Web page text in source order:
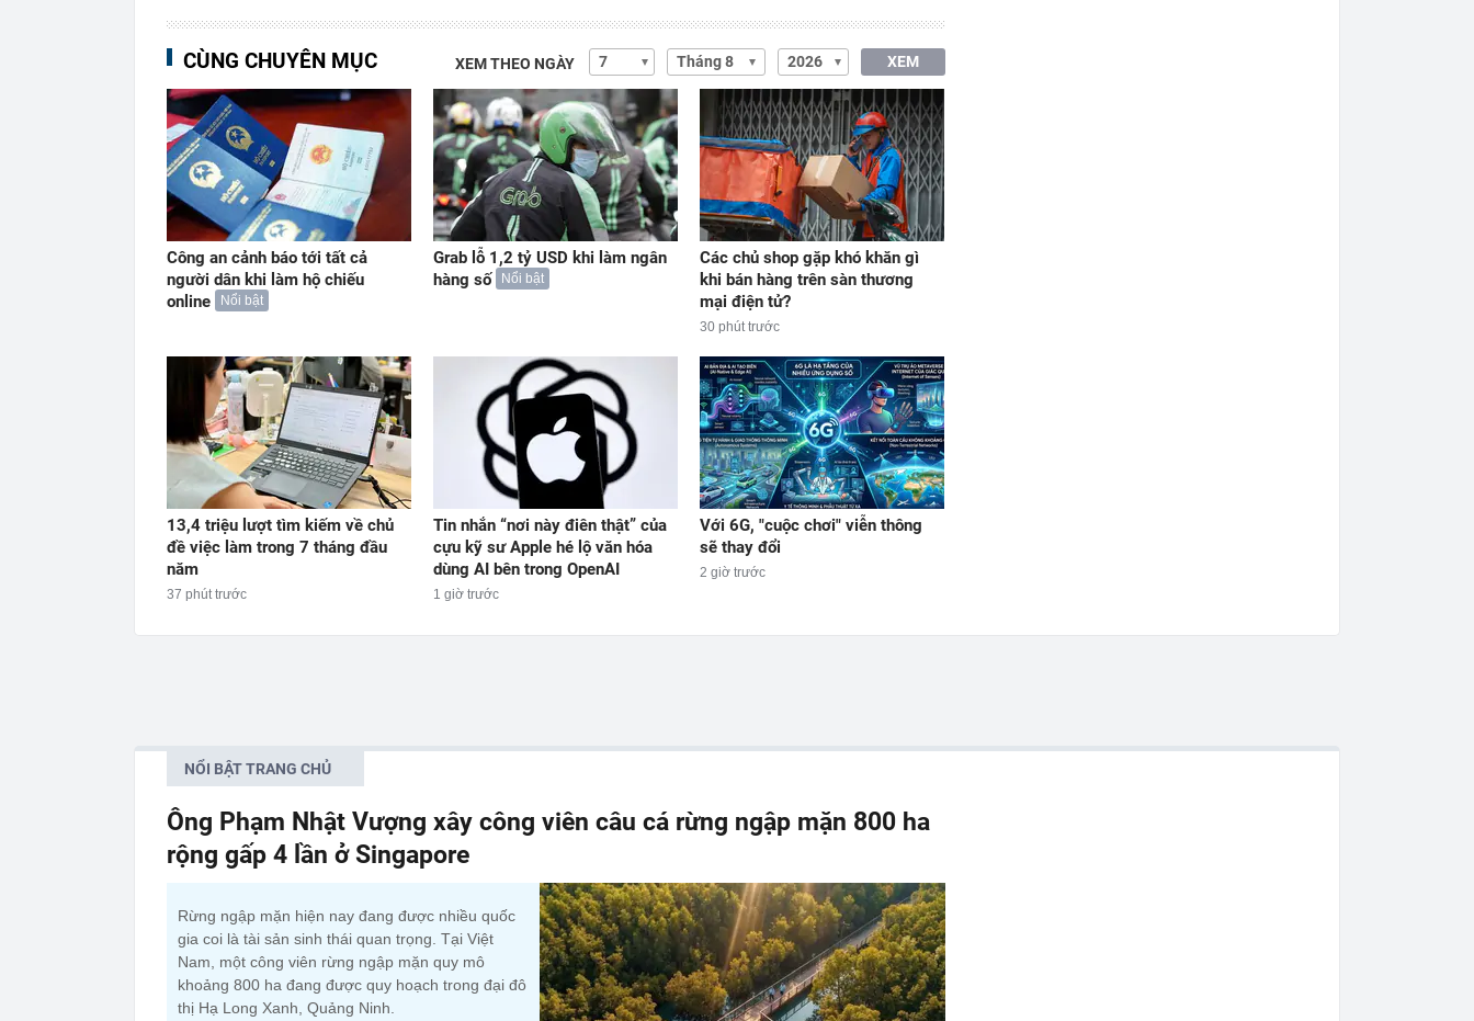
CÙNG CHUYÊN MỤC XEM THEO NGÀY XEM
Công an cảnh báo tới tất cả
người dân khi làm hộ chiếu
online
Nổi bật
Grab lỗ 1,2 tỷ USD khi làm ngân
hàng số
Nổi bật
Các chủ shop gặp khó khăn gì
khi bán hàng trên sàn thương
mại điện tử?
30 phút trước
13,4 triệu lượt tìm kiếm về chủ
đề việc làm trong 7 tháng đầu
năm
37 phút trước
Tin nhắn “nơi này điên thật” của
cựu kỹ sư Apple hé lộ văn hóa
dùng AI bên trong OpenAI
1 giờ trước
Với 6G, "cuộc chơi" viễn thông
sẽ thay đổi
2 giờ trước
NỔI BẬT TRANG CHỦ
Ông Phạm Nhật Vượng xây công viên câu cá rừng ngập mặn 800 ha
rộng gấp 4 lần ở Singapore
Rừng ngập mặn hiện nay đang được nhiều quốc
gia coi là tài sản sinh thái quan trọng. Tại Việt
Nam, một công viên rừng ngập mặn quy mô
khoảng 800 ha đang được quy hoạch trong đại đô
thị Hạ Long Xanh, Quảng Ninh.